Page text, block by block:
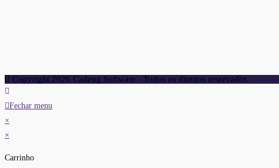
Copyright 2026 Cadeng Software - Todos os direitos reservados
Fechar menu
×
×
Carrinho